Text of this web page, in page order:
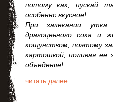
потому как, пускай
особенно вкусное!
При запекании утка
драгоценного сока и
кощунством, поэтому
картошкой, поливая
объедение!
читать далее…